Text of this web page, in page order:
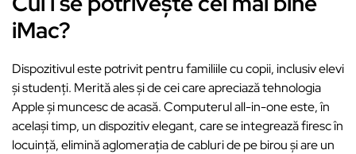
iMac?
Dispozitivul este potrivit pentru familiile cu copii, inclusiv elevi
și studenți. Merită ales și de cei care apreciază tehnologia
Apple și muncesc de acasă. Computerul all-in-one este, în
același timp, un dispozitiv elegant, care se integrează firesc în
locuință, elimină aglomerația de cabluri de pe birou și are un